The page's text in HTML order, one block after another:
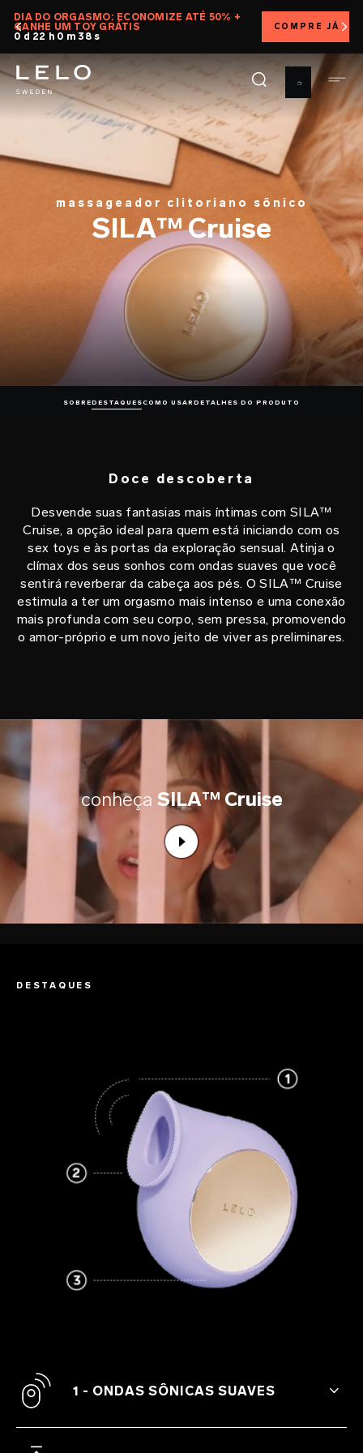
Pular
para
o
conteúdo
principal
DIA DO ORGASMO: ECONOMIZE ATÉ 50% +
GANHE UM TOY GRÁTIS
0 d 22 h 0 m 36 s
COMPRE JÁ
massageador clitoriano sônico
SILA™ Cruise
SOBREDESTAQUESCOMO USAR DETALHES DO PRODUTO
Doce descoberta
Desvende suas fantasias mais íntimas com SILA™
Cruise, a opção ideal para quem está iniciando com os
sex toys e às portas da exploração sensual. Atinja o
clímax dos seus sonhos com ondas suaves que você
sentirá reverberar da cabeça aos pés. O SILA™ Cruise
estimula a ter um orgasmo mais intenso e uma conexão
mais profunda com seu corpo, sem pressa, promovendo
o amor-próprio e um novo jeito de viver as preliminares.
conheça SILA™ Cruise
DESTAQUES
1 - ONDAS SÔNICAS SUAVES
As ondas sônicas do SILA™ Cruise